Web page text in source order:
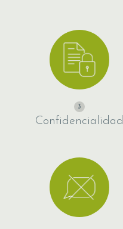
3
Confidencialidad